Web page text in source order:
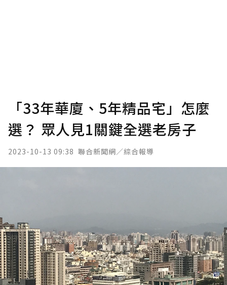
「33年華廈、5年精品宅」怎麼
選？ 眾人見1關鍵全選老房子
2023-10-13 09:38 聯合新聞網／綜合報導